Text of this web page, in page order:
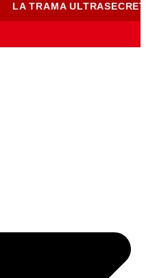
LA TRAMA ULTRASECRETA